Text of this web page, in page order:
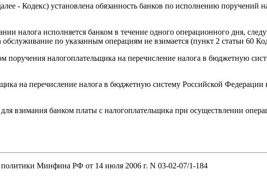
- Кодекс) установлена обязанность банков по исполнению поручений
налога исполняется банком в течение одного операционного дня,
по указанным операциям не взимается (пункт 2 статьи 60
поручения налогоплательщика на перечисление налога в бюджетную
на перечисление налога в бюджетную систему Российской Федерации
взимания банком платы с налогоплательщика при осуществлении
Минфина РФ от 14 июля 2006 г. N 03-02-07/1-184